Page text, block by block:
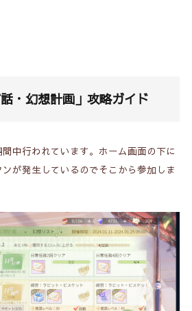
・幻想計画」攻略ガイド
中行われています。ホーム画面の下に
ンが発生しているのでそこから参加しま